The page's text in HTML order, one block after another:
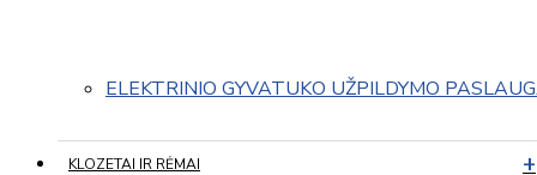
ELEKTRINIO GYVATUKO UŽPILDYMO
KLOZETAI IR RĖMAI